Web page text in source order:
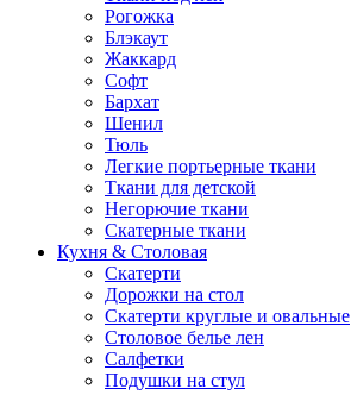
Рогожка
Блэкаут
Жаккард
Софт
Бархат
Шенил
Тюль
Легкие портьерные ткани
Ткани для детской
Негорючие ткани
Скатерные ткани
Кухня & Столовая
Скатерти
Дорожки на стол
Скатерти круглые и овальные
Столовое белье лен
Салфетки
Подушки на стул